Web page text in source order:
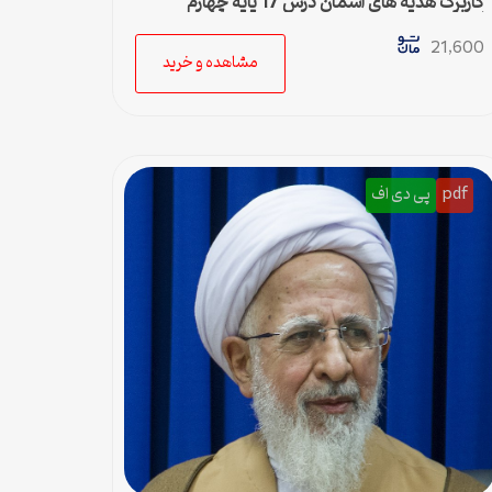
ابتدایی
21,600
مشاهده و خرید
pdf پی دی اف